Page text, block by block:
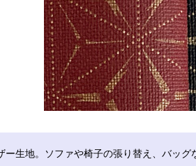
生地。ソファや椅子の張り替え、バッ